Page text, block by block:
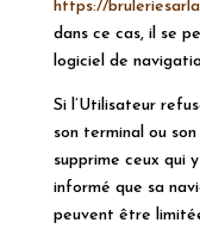
https://
dans ce cas, il se
logiciel de
Si l’Utilisateur
son terminal ou
supprime ceux qui
informé que sa
peuvent être